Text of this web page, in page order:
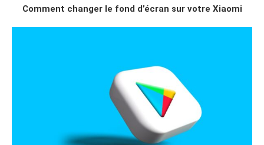
Comment changer le fond d’écran sur votre Xiaomi